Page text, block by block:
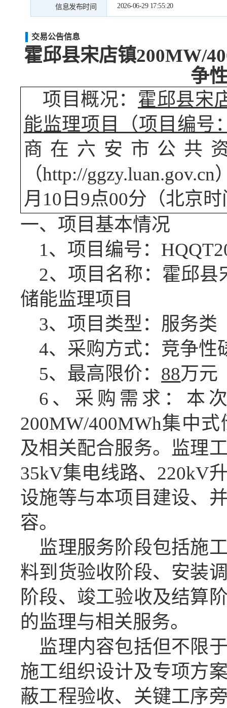
信息发布时间 2026-06-29 17:55:20
交易公告信息
霍邱县宋店镇200MW/
争
项目概况： 霍邱县宋
能监理项目
（项目编号
商在 六安市公共
（http://ggzy.luan.gov.cn
月 10 日 9点00分（北京
一、项目基本情况
1、项目编号：
2、项目名称： 霍邱县
储能监理项目
3、项目类型：服务类
4、采购方式：竞争性
5、最高限价： 88万元
6 、采购需求：本
200MW/400MWh集中
及相关配合服务。监理
35kV集电线路、220kV
设施等与本项目建设、
容。
监理服务阶段包括施
料到货验收阶段、安装
阶段、竣工验收及结算
的监理与相关服务。
监理内容包括但不限
施工组织设计及专项方
蔽工程验收、关键工序